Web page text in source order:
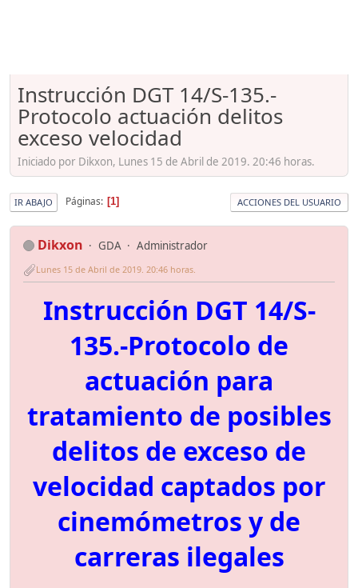
Instrucción DGT 14/S-135.-
Protocolo actuación delitos
exceso velocidad
Iniciado por Dikxon, Lunes 15 de Abril de 2019. 20:46 horas.
IR ABAJO Páginas 1 ACCIONES DEL USUARIO
Dikxon GDA Administrador
Lunes 15 de Abril de 2019. 20:46 horas.
Instrucción DGT 14/S-
135.-Protocolo de
actuación para
tratamiento de posibles
delitos de exceso de
velocidad captados por
cinemómetros y de
carreras ilegales